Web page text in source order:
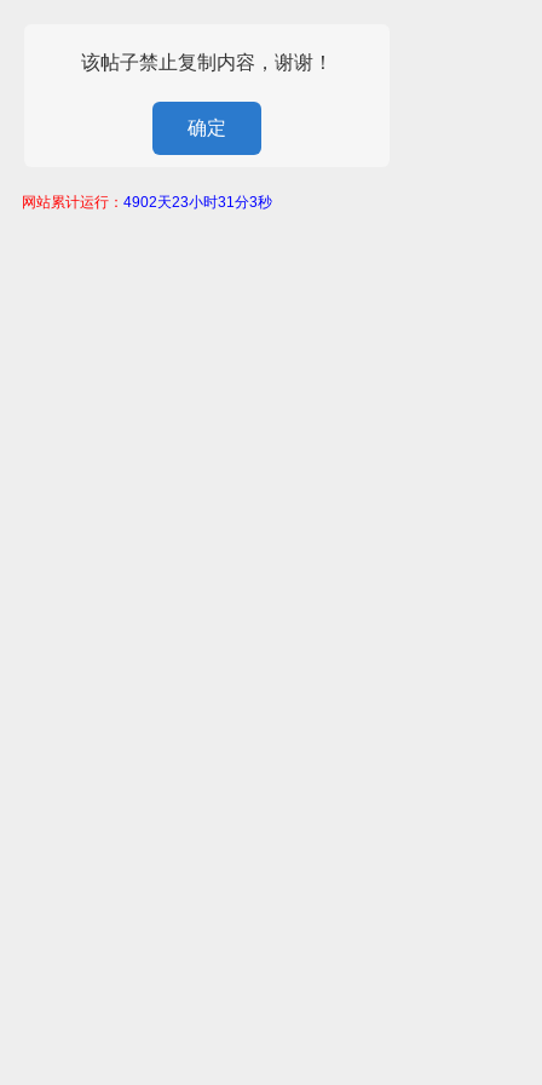
该帖子禁止复制内容，谢谢！
确定
网站累计运行： 4902天23小时31分3秒